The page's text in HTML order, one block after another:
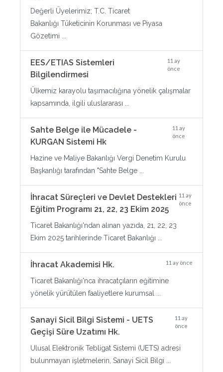
Değerli Üyelerimiz; T.C. Ticaret
Bakanlığı Tüketicinin Korunması ve Piyasa
Gözetimi ...
EES/ETIAS Sistemleri
Bilgilendirmesi
11 ay
önce
Ülkemiz karayolu taşımacılığına yönelik çalışmalar
kapsamında, ilgili uluslararası ...
Sahte Belge ile Mücadele -
KURGAN Sistemi Hk
11 ay
önce
Hazine ve Maliye Bakanlığı Vergi Denetim Kurulu
Başkanlığı tarafından "Sahte Belge ...
İhracat Süreçleri ve Devlet Destekleri
Eğitim Programı 21, 22, 23 Ekim 2025
11 ay
önce
Ticaret Bakanlığı'ndan alınan yazıda, 21, 22, 23
Ekim 2025 tarihlerinde Ticaret Bakanlığı ...
İhracat Akademisi Hk. 11 ay önce
Ticaret Bakanlığı'nca ihracatçıların eğitimine
yönelik yürütülen faaliyetlere kurumsal ...
Sanayi Sicil Bilgi Sistemi - UETS
Geçişi Süre Uzatımı Hk.
11 ay
önce
Ulusal Elektronik Tebligat Sistemi (UETS) adresi
bulunmayan işletmelerin, Sanayi Sicil Bilgi ...